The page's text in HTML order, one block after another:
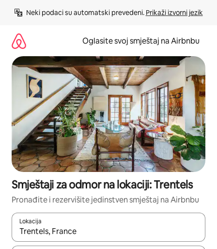
Neki podaci su automatski prevedeni. Prikaži izvorni jezik
Oglasite svoj smještaj na Airbnbu
Smještaji za odmor na lokaciji: Trentels
Pronađite i rezervišite jedinstven smještaj na Airbnbu
Lokacija
Kad rezultati budu dostupni, krećite se gore i dolje pomoću